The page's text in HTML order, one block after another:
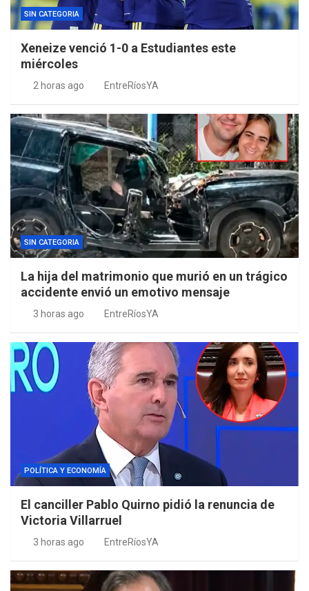
SIN CATEGORIA
Xeneize venció 1-0 a Estudiantes este
miércoles
2 horas ago EntreRíosYA
SIN CATEGORIA
La hija del matrimonio que murió en un trágico
accidente envió un emotivo mensaje
3 horas ago EntreRíosYA
POLÍTICA Y ECONOMÍA
El canciller Pablo Quirno pidió la renuncia de
Victoria Villarruel
3 horas ago EntreRíosYA